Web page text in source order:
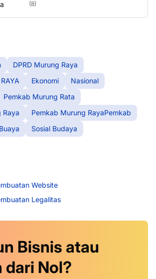
(8)
DPRD Murung Raya
Ekonomi
Nasional
Pemkab Murung Rata
Raya
Pemkab Murung RayaPemkab
Sosial Budaya
Website
Legalitas
Bisnis atau
dari Nol?